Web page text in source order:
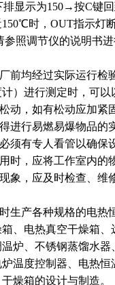
显示为150→按C键
时，OUT指示灯
照调节仪的说明书进
前均经过实际运行检
）进行测定时，可以
动，如有松动应加紧
进行易燃易爆物品的
须有专人看管以确保
时，应将工作室内的
象，应及时检查、维
生产各种规格的电热
、电热真空干燥箱
炉、不锈钢蒸馏水
温度控制器、电热
燥箱的设计与制造。